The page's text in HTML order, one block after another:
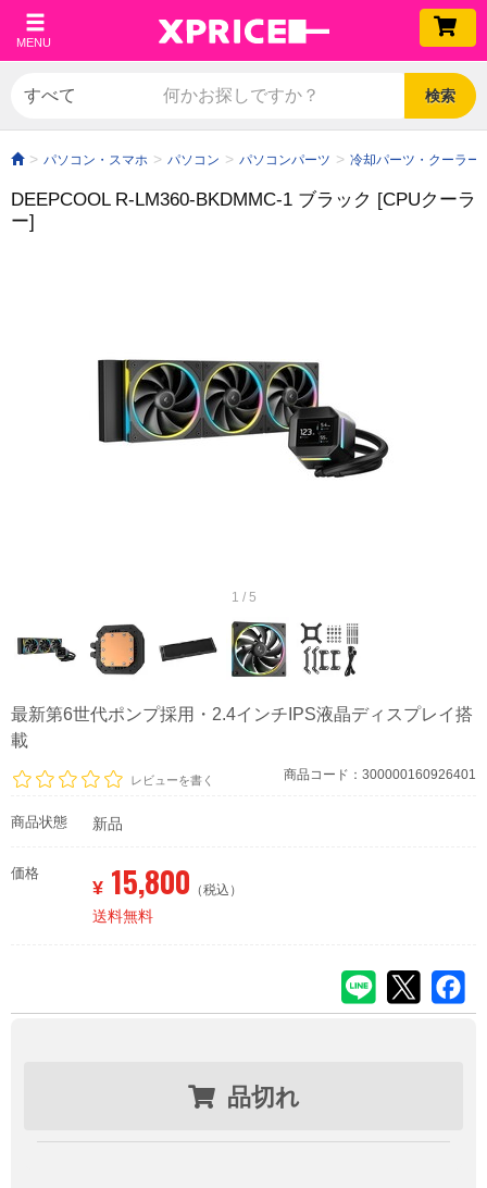
MENU
検索
パソコン・スマホ パソコン パソコンパーツ 冷却パーツ・クーラー
DEEPCOOL R-LM360-BKDMMC-1 ブラック [CPUクーラ
ー]
1 / 5
最新第6世代ポンプ採用・2.4インチIPS液晶ディスプレイ搭
載
レビューを書く 商品コード：300000160926401
商品状態 新品
価格
¥ 15,800 （税込）
送料無料
品切れ